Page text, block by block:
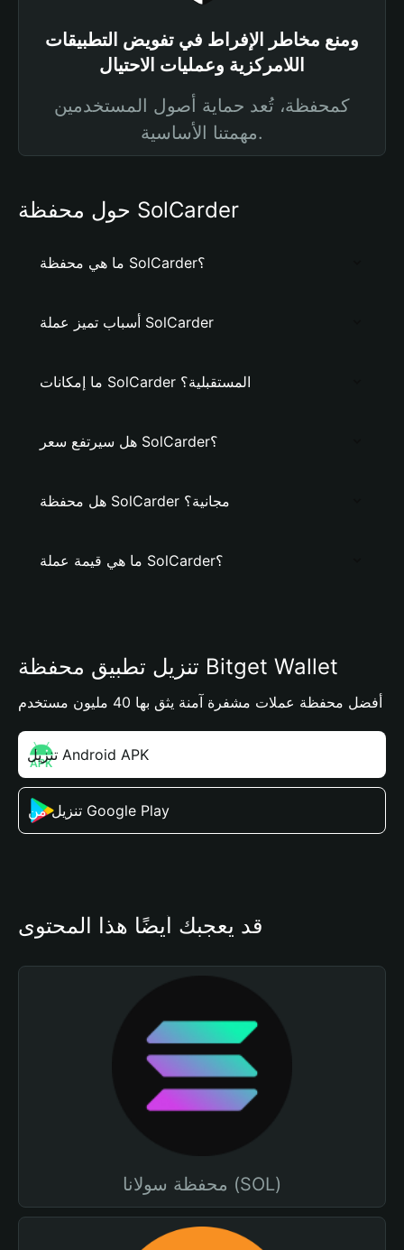
ومنع مخاطر الإفراط في تفويض التطبيقات
اللامركزية وعمليات الاحتيال
كمحفظة، تُعد حماية أصول المستخدمين
مهمتنا الأساسية.
حول محفظة SolCarder
ما هي محفظة SolCarder؟
أسباب تميز عملة SolCarder
ما إمكانات SolCarder المستقبلية؟
هل سيرتفع سعر SolCarder؟
هل محفظة SolCarder مجانية؟
ما هي قيمة عملة SolCarder؟
تنزيل تطبيق محفظة Bitget Wallet
أفضل محفظة عملات مشفرة آمنة يثق بها 40 مليون مستخدم
تنزيل Android APK
تنزيل من Google Play
قد يعجبك أيضًا هذا المحتوى
محفظة سولانا (SOL)